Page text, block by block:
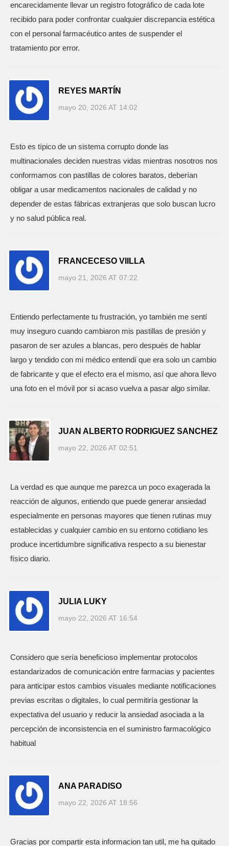
encarecidamente llevar un registro fotográfico de cada lote
recibido para poder confrontar cualquier discrepancia estética
con el personal farmacéutico antes de suspender el
tratamiento por error.
REYES MARTÍN
mayo 20, 2026 AT 14:02
Esto es típico de un sistema corrupto donde las
multinacionales deciden nuestras vidas mientras nosotros nos
conformamos con pastillas de colores baratos, deberían
obligar a usar medicamentos nacionales de calidad y no
depender de estas fábricas extranjeras que solo buscan lucro
y no salud pública real.
FRANCECESO VIILLA
mayo 21, 2026 AT 07:22
Entiendo perfectamente tu frustración, yo también me sentí
muy inseguro cuando cambiaron mis pastillas de presión y
pasaron de ser azules a blancas, pero después de hablar
largo y tendido con mi médico entendí que era solo un cambio
de fabricante y que el efecto era el mismo, así que ahora llevo
una foto en el móvil por si acaso vuelva a pasar algo similar.
JUAN ALBERTO RODRIGUEZ SANCHEZ
mayo 22, 2026 AT 02:51
La verdad es que aunque me parezca un poco exagerada la
reacción de algunos, entiendo que puede generar ansiedad
especialmente en personas mayores que tienen rutinas muy
establecidas y cualquier cambio en su entorno cotidiano les
produce incertidumbre significativa respecto a su bienestar
físico diario.
JULIA LUKY
mayo 22, 2026 AT 16:54
Considero que sería beneficioso implementar protocolos
estandarizados de comunicación entre farmacias y pacientes
para anticipar estos cambios visuales mediante notificaciones
previas escritas o digitales, lo cual permitiría gestionar la
expectativa del usuario y reducir la ansiedad asociada a la
percepción de inconsistencia en el suministro farmacológico
habitual
ANA PARADISO
mayo 22, 2026 AT 18:56
Gracias por compartir esta informacion tan util, me ha quitado